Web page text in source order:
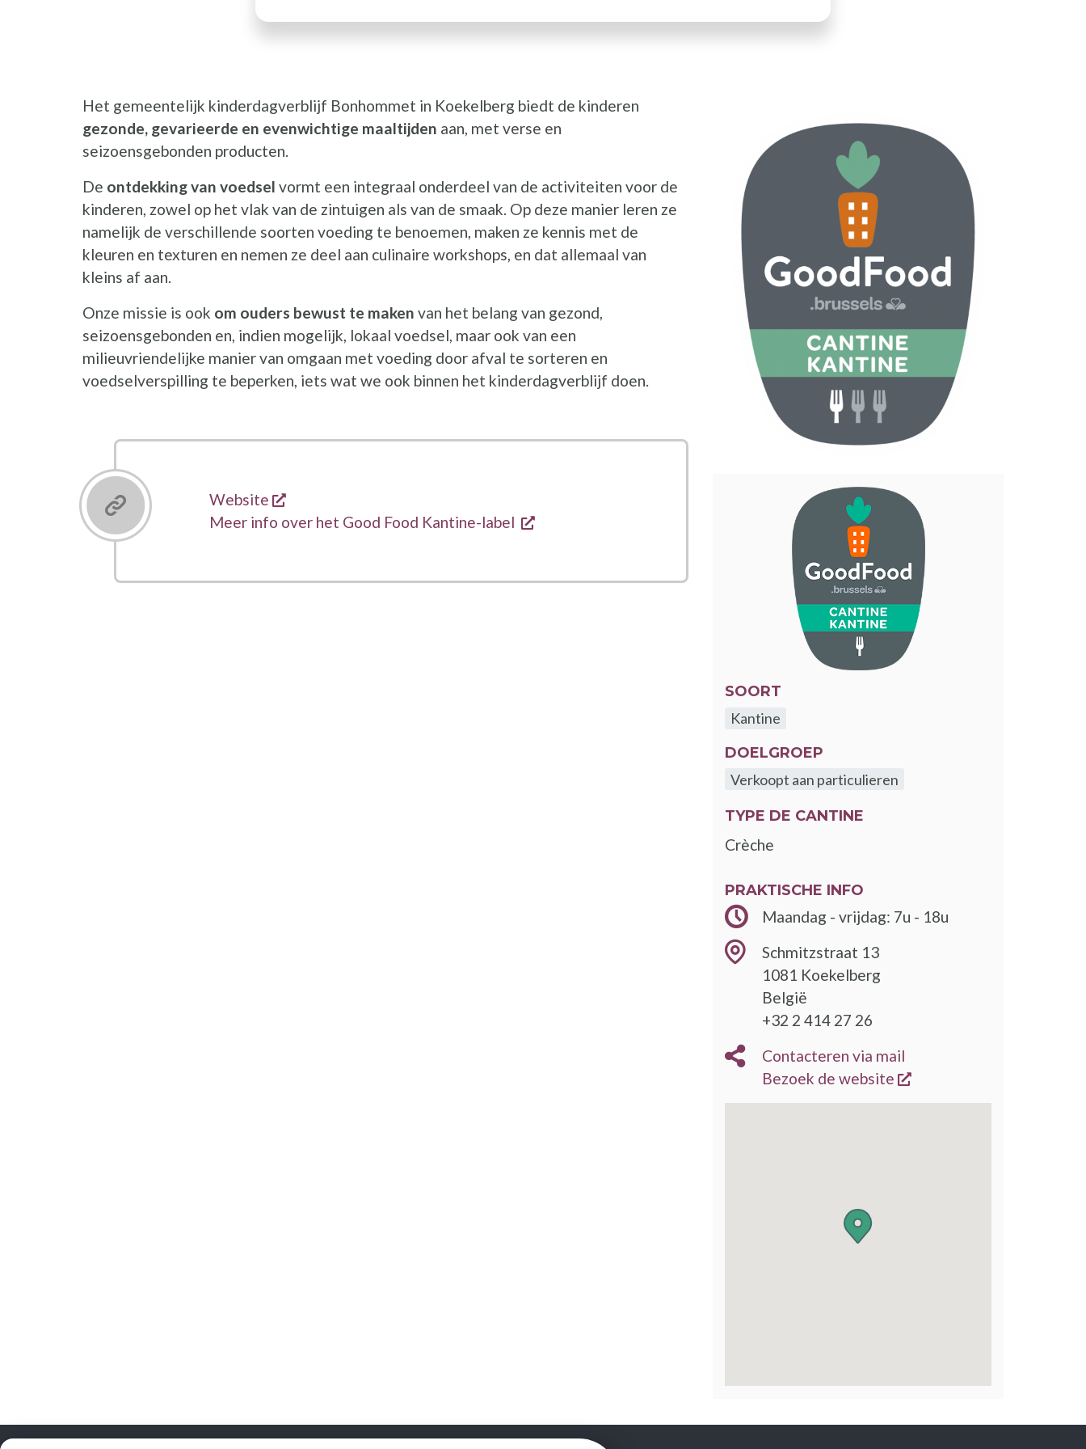
Het gemeentelijk kinderdagverblijf Bonhommet in Koekelberg biedt de kinderen
gezonde, gevarieerde en evenwichtige maaltijden aan, met verse en
seizoensgebonden producten.
De ontdekking van voedsel vormt een integraal onderdeel van de activiteiten voor de
kinderen, zowel op het vlak van de zintuigen als van de smaak. Op deze manier leren ze
namelijk de verschillende soorten voeding te benoemen, maken ze kennis met de
kleuren en texturen en nemen ze deel aan culinaire workshops, en dat allemaal van
kleins af aan.
Onze missie is ook om ouders bewust te maken van het belang van gezond,
seizoensgebonden en, indien mogelijk, lokaal voedsel, maar ook van een
milieuvriendelijke manier van omgaan met voeding door afval te sorteren en
voedselverspilling te beperken, iets wat we ook binnen het kinderdagverblijf doen.
Links
Website
opent een nieuw venster
Meer info over het Good Food Kantine-label
opent een nieuw venster
SOORT
Kantine
DOELGROEP
Verkoopt aan particulieren
TYPE DE CANTINE
Crèche
PRAKTISCHE INFO
Maandag - vrijdag: 7u - 18u
Schmitzstraat 13
1081 Koekelberg
België
+32 2 414 27 26
Contacteren via mail
Bezoek de website
opent een nieuw venster